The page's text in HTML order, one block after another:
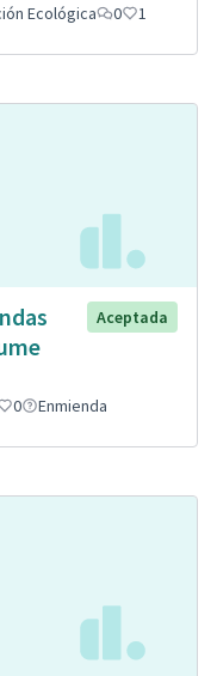
Ecológica 0 1
Aceptada
0 Enmienda